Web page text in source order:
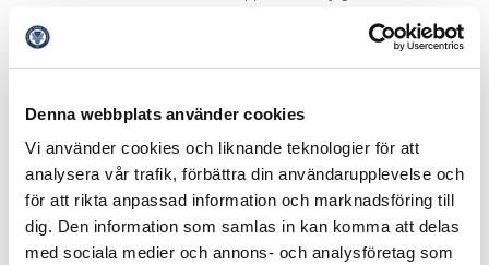
Denna webbplats använder cookies
Vi använder cookies och liknande teknologier för att
analysera vår trafik, förbättra din användarupplevelse och
för att rikta anpassad information och marknadsföring till
dig. Den information som samlas in kan komma att delas
med sociala medier och annons- och analysföretag som
vinna. En totalsumma räknas sedan samman, där media,
tränare och lagkaptener står för två tredjedelar,
vinnare utses.
Samtliga vinnare 2023:
Allsvenskan:
Månadens spelare:
April: Isaac Kiese Thelin, Malmö FF